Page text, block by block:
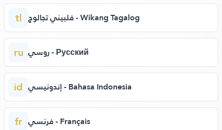
tl فلبيني تجالوج - Wikang Tagalog
ru روسي - Русский
id إندونيسي - Bahasa Indonesia
fr فرنسي - Français